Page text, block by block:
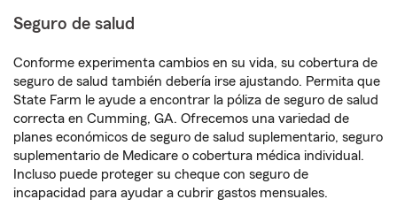
Seguro de salud
Conforme experimenta cambios en su vida, su cobertura de
seguro de salud también debería irse ajustando. Permita que
State Farm le ayude a encontrar la póliza de seguro de salud
correcta en Cumming, GA. Ofrecemos una variedad de
planes económicos de seguro de salud suplementario, seguro
suplementario de Medicare o cobertura médica individual.
Incluso puede proteger su cheque con seguro de
incapacidad para ayudar a cubrir gastos mensuales.